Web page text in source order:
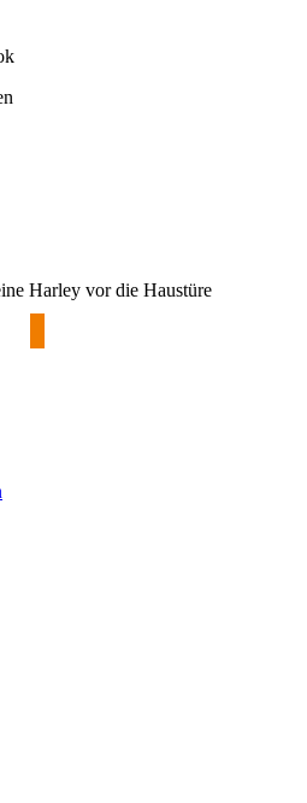
Harley vor die Haustüre